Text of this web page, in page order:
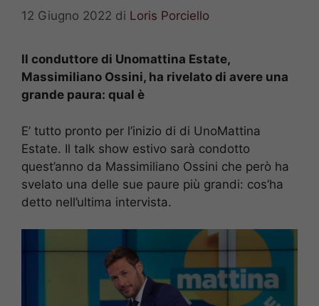
12 Giugno 2022 di Loris Porciello
Il conduttore di Unomattina Estate,
Massimiliano Ossini, ha rivelato di avere una
grande paura: qual è
E’ tutto pronto per l’inizio di di UnoMattina
Estate. Il talk show estivo sarà condotto
quest’anno da Massimiliano Ossini che però ha
svelato una delle sue paure più grandi: cos’ha
detto nell’ultima intervista.